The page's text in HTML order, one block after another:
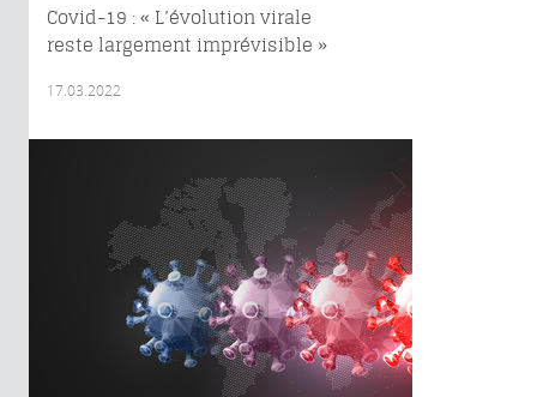
Covid-19 : « L’évolution virale
reste largement imprévisible »
17.03.2022